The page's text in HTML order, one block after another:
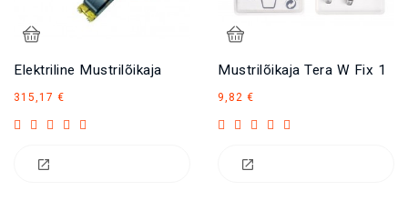
Elektriline Mustrilõikaja
315,17 €
Mustrilõikaja Tera W Fix 1
9,82 €